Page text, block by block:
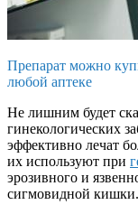
Препарат можно
любой аптеке
Не лишним будет
гинекологических
эффективно лечат
их используют при
эрозивного и
сигмовидной кишки.